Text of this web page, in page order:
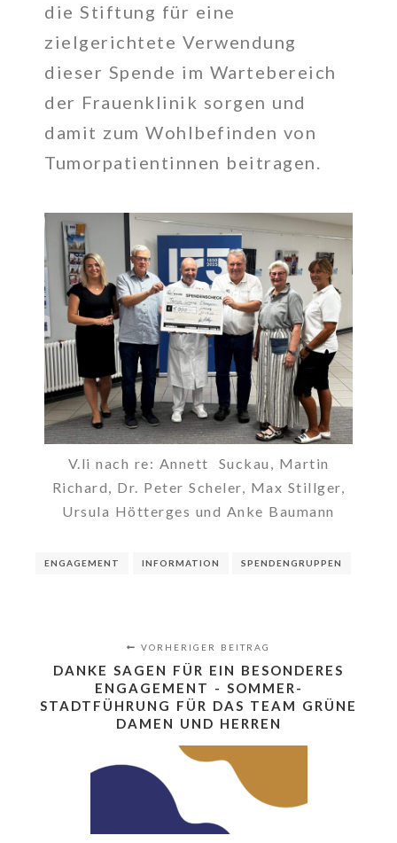
die Stiftung für eine
zielgerichtete Verwendung
dieser Spende im Wartebereich
der Frauenklinik sorgen und
damit zum Wohlbefinden von
Tumorpatientinnen beitragen.
V.li nach re: Annett Suckau, Martin
Richard, Dr. Peter Scheler, Max Stillger,
Ursula Hötterges und Anke Baumann
ENGAGEMENT INFORMATION SPENDENGRUPPEN
VORHERIGER BEITRAG
DANKE SAGEN FÜR EIN BESONDERES
ENGAGEMENT - SOMMER-
STADTFÜHRUNG FÜR DAS TEAM GRÜNE
DAMEN UND HERREN